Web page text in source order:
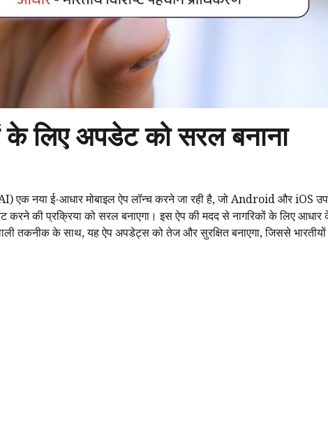
के लिए अपडेट को सरल बनाना
नया ई-आधार मोबाइल ऐप लॉन्च करने जा रही है, जो Android और iOS
की प्रक्रिया को सरल बनाएगा। इस ऐप की मदद से नागरिकों के लिए आधार
तकनीक के साथ, यह ऐप अपडेट्स को तेज और सुरक्षित बनाएगा, जिससे